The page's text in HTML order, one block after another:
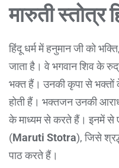
मारुती स्तोत्र
हिंदू धर्म में हनुमान जी को
जाता है। वे भगवान शिव के
भक्त हैं। उनकी कृपा से भक्तों
होती हैं। भक्तजन उनकी
के माध्यम से करते हैं। इनमें से
(Maruti Stotra), जिसे
पाठ करते हैं।